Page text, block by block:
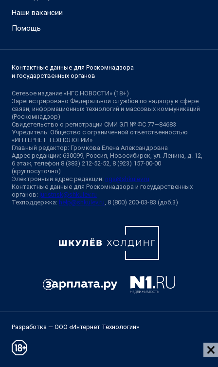
Наши вакансии
Помощь
Контактные данные для Роскомнадзора
и государственных органов
Сетевое издание «НГС.НОВОСТИ» (18+)
Зарегистрировано Федеральной службой по надзору в сфере
связи, информационных технологий и массовых коммуникаций
(Роскомнадзор)
Свидетельство о регистрации СМИ ЭЛ № ФС 77—84683
Учредитель: Общество с ограниченной ответственностью
«ИНТЕРНЕТ ТЕХНОЛОГИИ»
Главный редактор: Громкова Елена Александровна
Адрес редакции: 630099, Россия, Новосибирск, ул. Ленина, д. 12,
6 этаж, телефон 8 (383) 212-52-52, 8 (923) 157-00-00
(круглосуточно)
Электронный адрес редакции: ngs@shkulev.ru
Контактные данные для Роскомнадзора и государственных
органов: juristnsk@shkulev.ru
Техподдержка: help@shkulev.ru , 8 (800) 200-03-83 (доб.3)
Разработка — ООО «Интернет Технологии»